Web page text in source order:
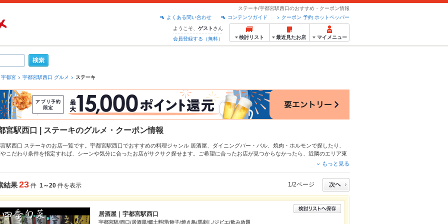
ステーキ/宇都宮駅西口のおすすめ・クーポン情報
クーポン 予約 ホットペッパー
コンテンツガイド
よくある問い合わせ
ようこそ、 ゲスト さん
会員登録する（無料）
検討リスト 最近見たお店 マイメニュー
宇都宮 宇都宮駅西口 グルメ ステーキ
宮駅西口 | ステーキのグルメ・クーポン情報
駅西口 ステーキのお店一覧です。宇都宮駅西口でおすすめの料理ジャンル 居酒屋 ダイニングバー・バル 焼肉・ホルモンで探したり、
こだわり条件を指定すれば、シーンや気分に合ったお店がサクサク探せます。ご希望に合ったお店が見つからなかったら、近隣のエリア東
もチェックしてみてください。ホットペッパーグルメなら、お得なクーポンはもちろん、こだわりメニ
えるお店も拡大中です。友達どうしの飲み会にも、会社の宴会にも、デートやパーティーにもお得に便利にホットペッパーグルメをご利用
い。
もっと見る
結果23 件 1～20 件を表示 1/2ページ
居酒屋｜宇都宮駅西口
宇都宮駅/西口/居酒屋/郷土料理/餃子/焼き鳥/馬刺し/ジビエ/飲み放題